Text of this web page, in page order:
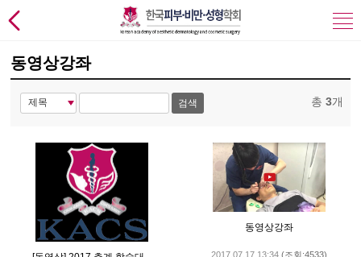
동영상강좌
검색 총 3개
동영상강좌
2017.07.17 13:34 (조회:4533)